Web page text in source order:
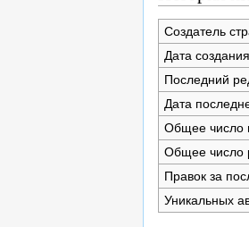
Создатель
Дата
Последний
Дата
Общее число
Общее число
Правок за
Уникальных